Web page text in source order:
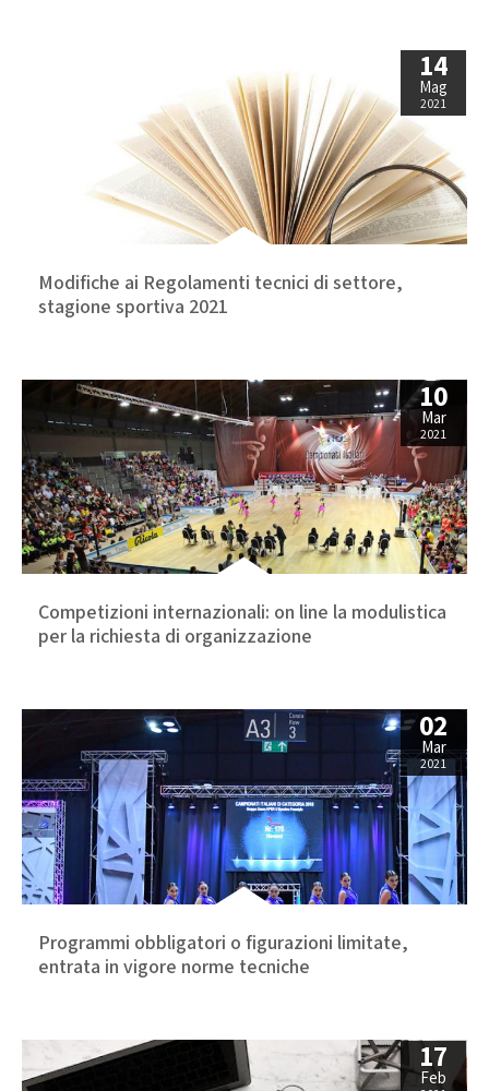
14
Mag
2021
Modifiche ai Regolamenti tecnici di settore,
stagione sportiva 2021
10
Mar
2021
Competizioni internazionali: on line la modulistica
per la richiesta di organizzazione
02
Mar
2021
Programmi obbligatori o figurazioni limitate,
entrata in vigore norme tecniche
17
Feb